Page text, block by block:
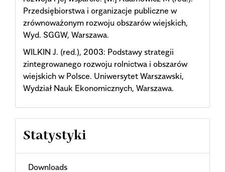
Przedsiębiorstwa i organizacje publiczne w
zrównoważonym rozwoju obszarów wiejskich,
Wyd. SGGW, Warszawa.
WILKIN J. (red.), 2003: Podstawy strategii
zintegrowanego rozwoju rolnictwa i obszarów
wiejskich w Polsce. Uniwersytet Warszawski,
Wydział Nauk Ekonomicznych, Warszawa.
Statystyki
Downloads